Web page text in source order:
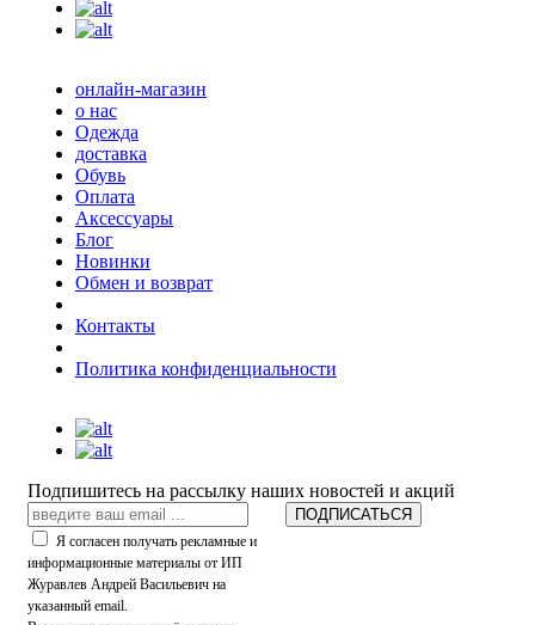
онлайн-магазин
о нас
Одежда
доставка
Обувь
Оплата
Аксессуары
Блог
Новинки
Обмен и возврат
Контакты
Политика конфиденциальности
Подпишитесь на рассылку наших новостей и акций
ПОДПИСАТЬСЯ
Я согласен получать рекламные и
информационные материалы от ИП
Журавлев Андрей Васильевич на
указанный email.